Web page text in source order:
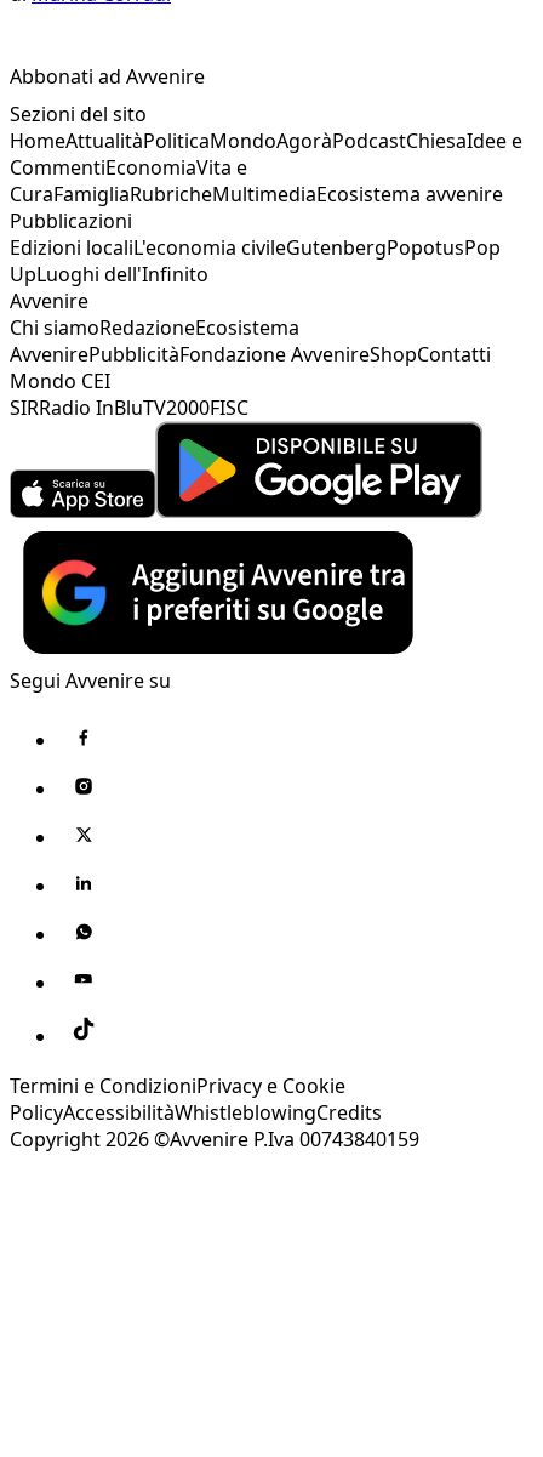
Abbonati ad Avvenire
Sezioni del sito
HomeAttualitàPoliticaMondoAgoràPodcastChiesaIdee e
CommentiEconomiaVita e
CuraFamigliaRubricheMultimediaEcosistema avvenire
Pubblicazioni
Edizioni localiL'economia civileGutenbergPopotusPop
UpLuoghi dell'Infinito
Avvenire
Chi siamoRedazioneEcosistema
AvvenirePubblicitàFondazione AvvenireShopContatti
Mondo CEI
SIRRadio InBluTV2000FISC
Segui Avvenire su
Termini e CondizioniPrivacy e Cookie
PolicyAccessibilitàWhistleblowingCredits
Copyright 2026 ©Avvenire P.Iva 00743840159